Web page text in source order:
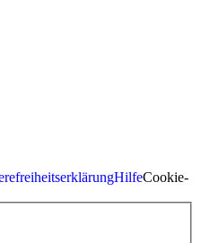
HilfeCookie-